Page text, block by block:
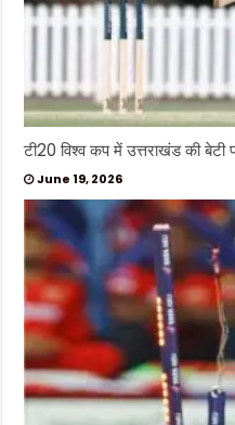
टी20 विश्व कप में उत्तराखंड की बेटी
June 19, 2026